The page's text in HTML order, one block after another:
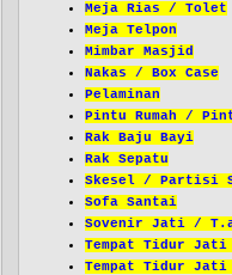
Meja Rias / Tolet
Meja Telpon
Mimbar Masjid
Nakas / Box Case
Pelaminan
Pintu Rumah /
Rak Baju Bayi
Rak Sepatu
Skesel / Partisi
Sofa Santai
Sovenir Jati /
Tempat Tidur
Tempat Tidur